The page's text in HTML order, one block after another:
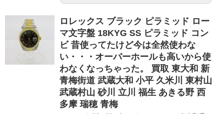
ロレックス ブラック ピラミッド ロー
マ文字盤 18KYG SS ピラミッド コン
ビ 昔使ってたけど今は全然使わな
い・・・オーバーホールも高いから使
わなくなっちゃった。 買取 東大和 新
青梅街道 武蔵大和 小平 久米川 東村山
武蔵村山 砂川 立川 福生 あきる野 西
多摩 瑞穂 青梅